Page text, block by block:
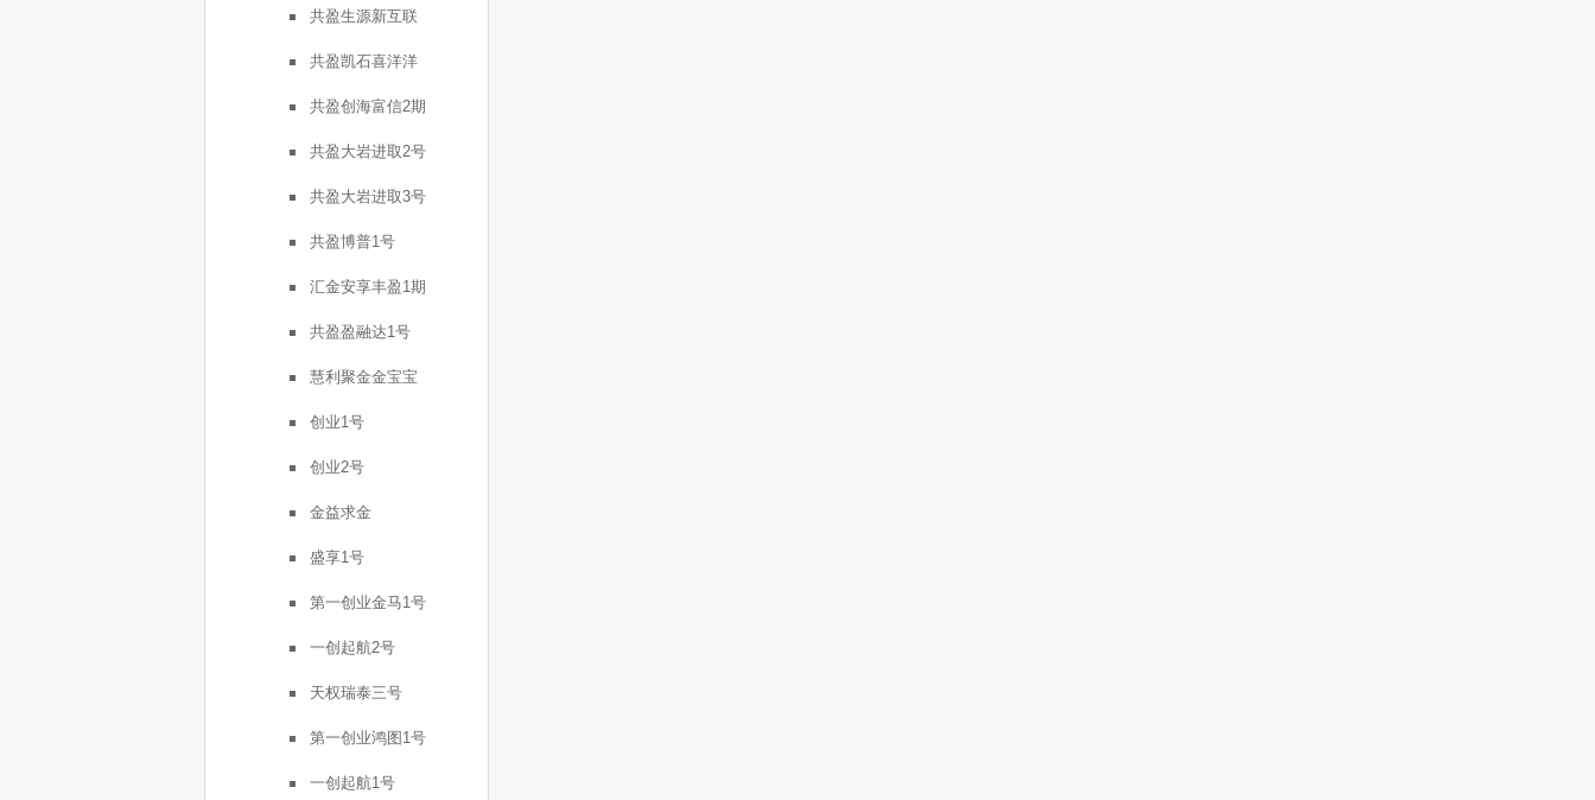
共盈生源新互联
共盈凯石喜洋洋
共盈创海富信2期
共盈大岩进取2号
共盈大岩进取3号
共盈博普1号
汇金安享丰盈1期
共盈盈融达1号
慧利聚金金宝宝
创业1号
创业2号
金益求金
盛享1号
第一创业金马1号
一创起航2号
天权瑞泰三号
第一创业鸿图1号
一创起航1号